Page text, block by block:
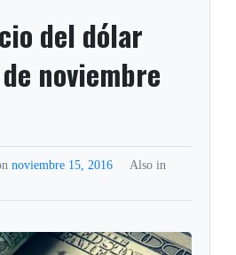
del dólar
noviembre
noviembre 15, 2016
Also in